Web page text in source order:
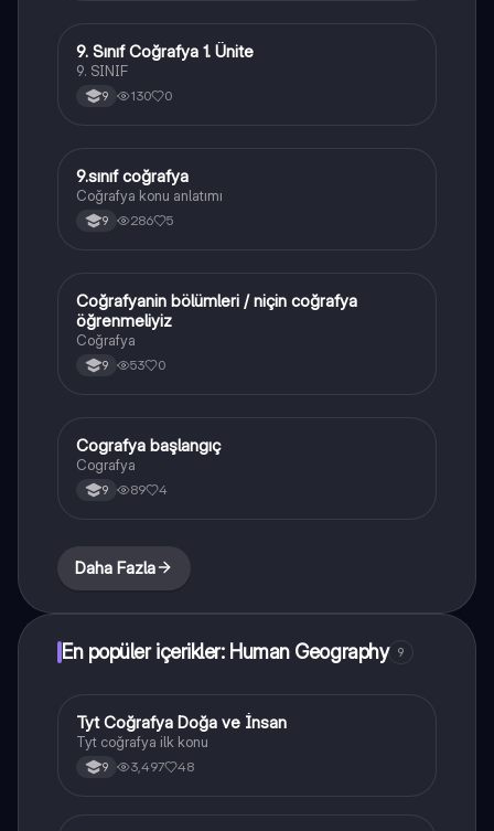
Coğrafya
9. Sınıf Coğrafya 1. Ünite
9. SINIF
9 130 0
Coğrafya
9.sınıf coğrafya
Coğrafya konu anlatımı
9 286 5
Coğrafya
Coğrafyanin bölümleri / niçin coğrafya
öğrenmeliyiz
Coğrafya
9 53 0
Coğrafya
Cografya başlangıç
Cografya
9 89 4
Daha Fazla
En popüler içerikler: Human Geography 9
Coğrafya
Tyt Coğrafya Doğa ve İnsan
Tyt coğrafya ilk konu
9 3,497 48